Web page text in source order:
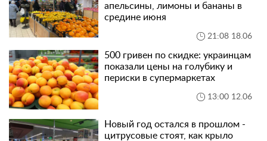
апельсины, лимоны и бананы в
средине июня
21:08 18.06
500 гривен по скидке: украинцам
показали цены на голубику и
периски в супермаркетах
13:00 12.06
Новый год остался в прошлом -
цитрусовые стоят, как крыло